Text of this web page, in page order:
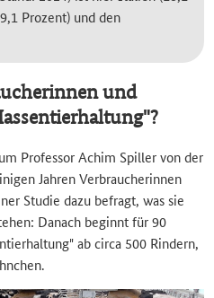
Prozent) und den
und
Professor Achim Spiller von der
Jahren Verbraucherinnen
Studie dazu befragt, was sie
Danach beginnt für 90
ab circa 500 Rindern,